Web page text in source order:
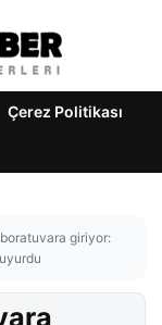
Çerez Politikası
giriyor: